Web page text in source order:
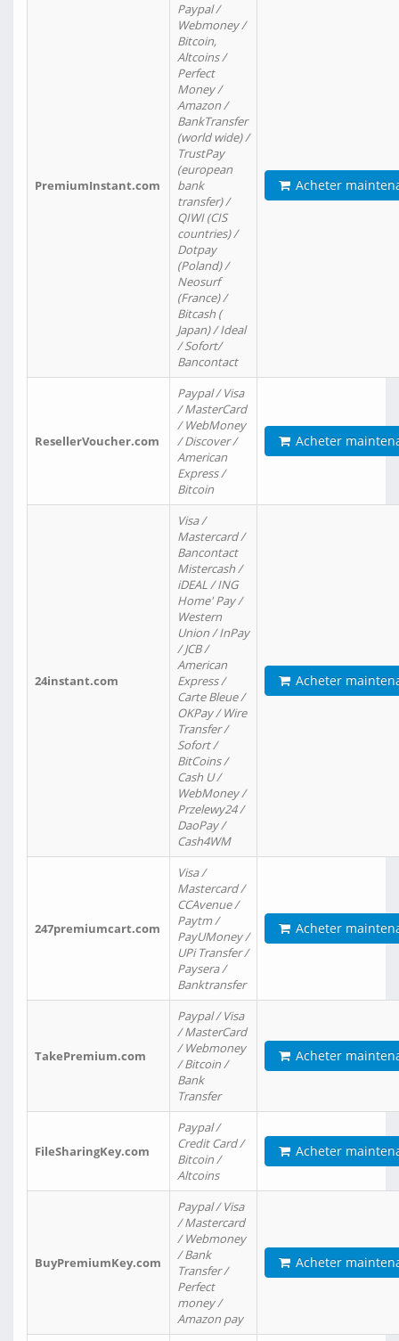
PremiumInstant.com
Paypal /
Webmoney /
Bitcoin,
Altcoins /
Perfect
Money /
Amazon /
BankTransfer
(world wide) /
TrustPay
(european
bank
transfer) /
QIWI (CIS
countries) /
Dotpay
(Poland) /
Neosurf
(France) /
Bitcash (
Japan) / Ideal
/ Sofort/
Bancontact
Acheter
ResellerVoucher.com
Paypal / Visa
/ MasterCard
/ WebMoney
/ Discover /
American
Express /
Bitcoin
Acheter
24instant.com
Visa /
Mastercard /
Bancontact
Mistercash /
iDEAL / ING
Home' Pay /
Western
Union / InPay
/ JCB /
American
Express /
Carte Bleue /
OKPay / Wire
Transfer /
Sofort /
BitCoins /
Cash U /
WebMoney /
Przelewy24 /
DaoPay /
Cash4WM
Acheter
247premiumcart.com
Visa /
Mastercard /
CCAvenue /
Paytm /
PayUMoney /
UPi Transfer /
Paysera /
Banktransfer
Acheter
TakePremium.com
Paypal / Visa
/ MasterCard
/ Webmoney
/ Bitcoin /
Bank
Transfer
Acheter
FileSharingKey.com
Paypal /
Credit Card /
Bitcoin /
Altcoins
Acheter
BuyPremiumKey.com
Paypal / Visa
/ Mastercard
/ Webmoney
/ Bank
Transfer /
Perfect
money /
Amazon pay
Acheter